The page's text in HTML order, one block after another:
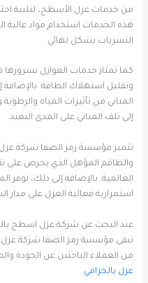
من خدمات عزل الأسطح، لتلبية
هذه الخدمات استخدام مواد عالية
التسربات بشكل نهائي.
كما تمتاز خدمات العوازل بسرورها
وتقليل استهلاك الطاقة.
المباني من تأثيرات المياه
إلى تلف المباني على المدى البعيد.
تتميز مؤسسة رمز الصفا شركة عزل
والطاقم المؤهل الذي يحرص على
العالمية. بالإضافة إلى ذلك،
استمرارية فعالية العزل على مدار
عند البحث عن شركة عزل اسطح
تبقى مؤسسة رمز الصفا شركة عزل
من العملاء الباحثين عن الجودة
عزل بالخزامي